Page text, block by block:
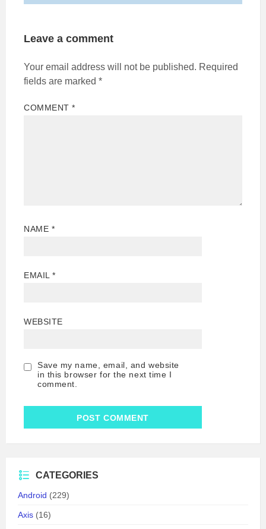
Leave a comment
Your email address will not be published. Required
fields are marked *
COMMENT*
NAME *
EMAIL*
WEBSITE
Save my name, email, and website
in this browser for the next time I
comment.
CATEGORIES
Android (229)
Axis (16)